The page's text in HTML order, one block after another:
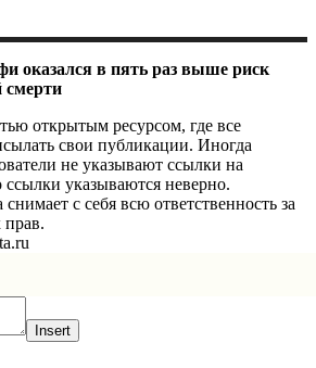
оказался в пять раз выше риск
смерти
открытым ресурсом, где все
свои публикации. Иногда
не указывают ссылки на
указываются неверно.
с себя всю ответственность за
прав.
Insert